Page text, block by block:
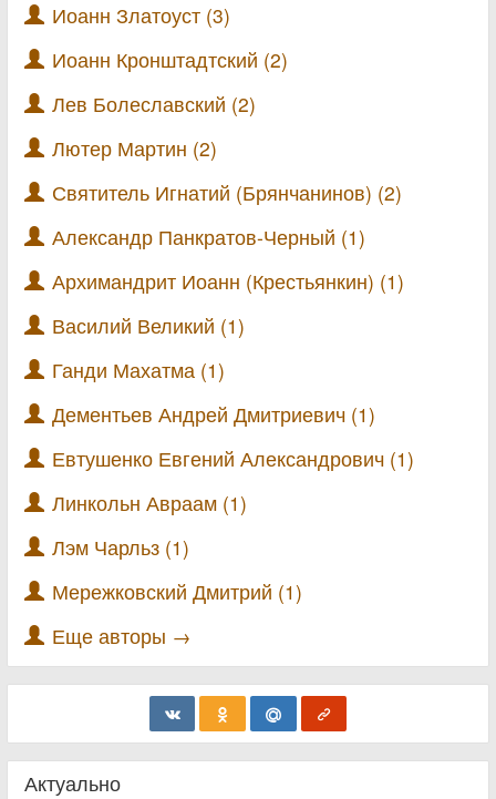
Иоанн Златоуст (3)
Иоанн Кронштадтский (2)
Лев Болеславский (2)
Лютер Мартин (2)
Святитель Игнатий (Брянчанинов) (2)
Александр Панкратов-Черный (1)
Архимандрит Иоанн (Крестьянкин) (1)
Василий Великий (1)
Ганди Махатма (1)
Дементьев Андрей Дмитриевич (1)
Евтушенко Евгений Александрович (1)
Линкольн Авраам (1)
Лэм Чарльз (1)
Мережковский Дмитрий (1)
Еще авторы →
Актуально